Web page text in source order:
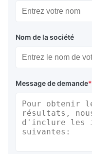
Nom de la société
Message de demande*